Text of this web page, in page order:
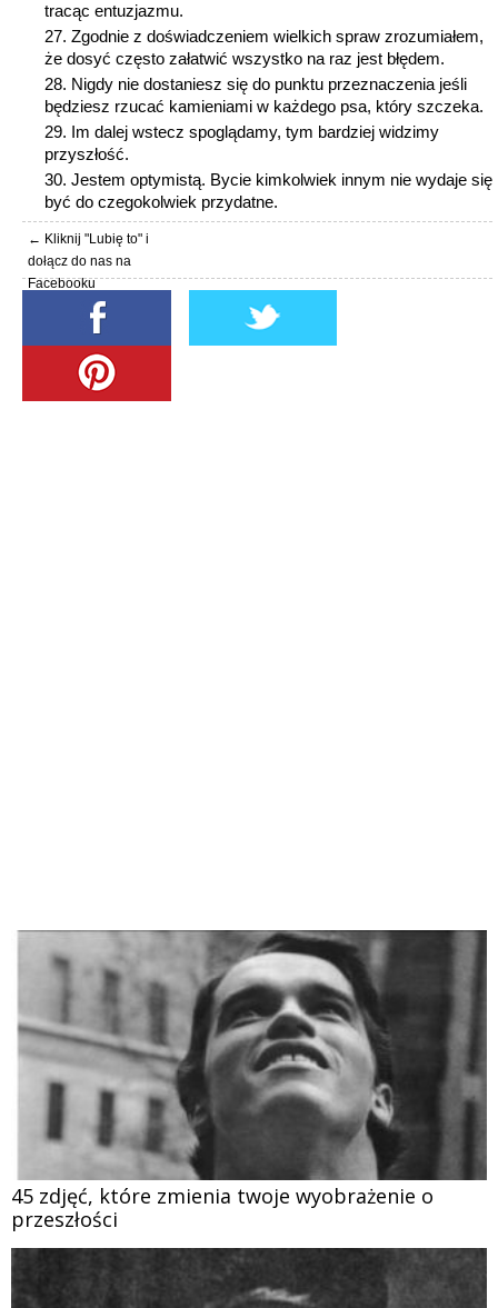
tracąc entuzjazmu.
Zgodnie z doświadczeniem wielkich spraw zrozumiałem,
że dosyć często załatwić wszystko na raz jest błędem.
Nigdy nie dostaniesz się do punktu przeznaczenia jeśli
będziesz rzucać kamieniami w każdego psa, który szczeka.
Im dalej wstecz spoglądamy, tym bardziej widzimy
przyszłość.
Jestem optymistą. Bycie kimkolwiek innym nie wydaje się
być do czegokolwiek przydatne.
← Kliknij "Lubię to" i
dołącz do nas na
Facebooku
45 zdjęć, które zmienia twoje wyobrażenie o
przeszłości